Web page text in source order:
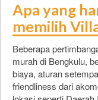
Apa yang
memilih
Beberapa
murah di Bengkulu,
biaya, aturan
friendliness dari